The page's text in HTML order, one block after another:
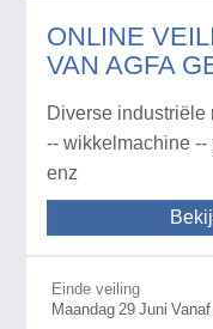
ONLINE
VAN AGFA
Diverse industriële
-- wikkelmachine
enz
Einde veiling
Maandag 29 Juni